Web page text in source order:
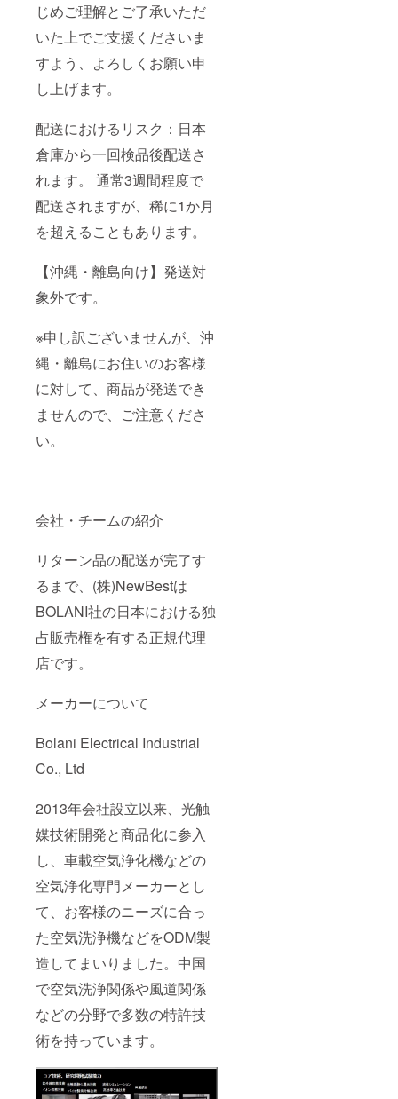
じめご理解とご了承いただ
いた上でご支援くださいま
すよう、よろしくお願い申
し上げます。
配送におけるリスク：日本
倉庫から一回検品後配送さ
れます。 通常3週間程度で
配送されますが、稀に1か月
を超えることもあります。
【沖縄・離島向け】発送対
象外です。
※申し訳ございませんが、沖
縄・離島にお住いのお客様
に対して、商品が発送でき
ませんので、ご注意くださ
い。
会社・チームの紹介
リターン品の配送が完了す
るまで、(株)NewBestは
BOLANI社の日本における独
占販売権を有する正規代理
店です。
メーカーについて
Bolani Electrical Industrial
Co., Ltd
2013年会社設立以来、光触
媒技術開発と商品化に参入
し、車載空気浄化機などの
空気浄化専門メーカーとし
て、お客様のニーズに合っ
た空気洗浄機などをODM製
造してまいりました。中国
で空気洗浄関係や風道関係
などの分野で多数の特許技
術を持っています。